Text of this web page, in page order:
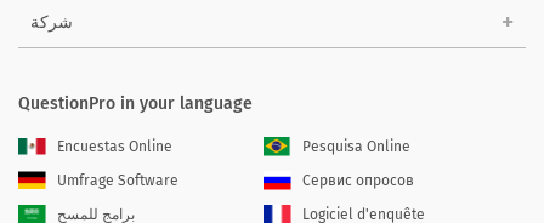
شركة
QuestionPro in your language
Encuestas Online
Pesquisa Online
Umfrage Software
Сервис опросов
برامج للمسح
Logiciel d'enquête